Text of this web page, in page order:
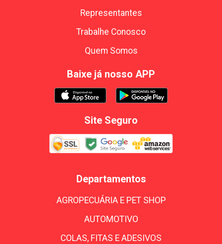
Representantes
Trabalhe Conosco
Quem Somos
Baixe já nosso APP
Site Seguro
Departamentos
AGROPECUÁRIA E PET SHOP
AUTOMOTIVO
COLAS, FITAS E ADESIVOS